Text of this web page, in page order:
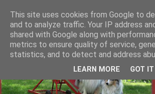
This site uses cookies from Google to
and to analyze traffic. Your IP address
shared with Google along with
metrics to ensure quality of service,
statistics, and to detect and address
LEARN MORE GOT IT